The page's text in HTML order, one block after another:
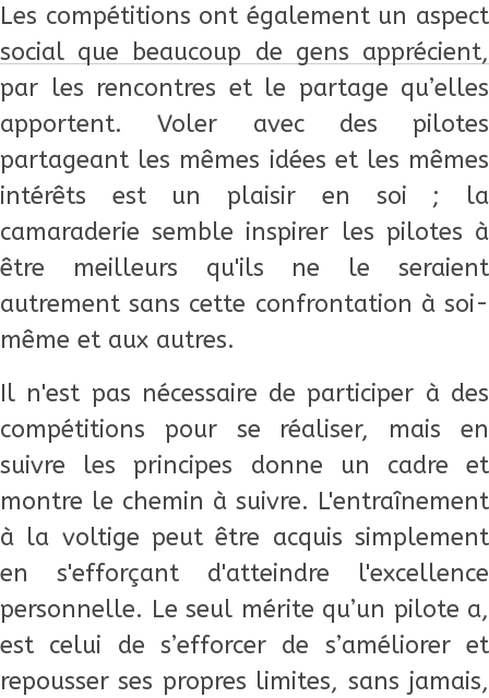
Les compétitions ont également un aspect
social que beaucoup de gens apprécient,
par les rencontres et le partage qu’elles
apportent. Voler avec des pilotes
partageant les mêmes idées et les mêmes
intérêts est un plaisir en soi ; la
camaraderie semble inspirer les pilotes à
être meilleurs qu'ils ne le seraient
autrement sans cette confrontation à soi-
même et aux autres.
Il n'est pas nécessaire de participer à des
compétitions pour se réaliser, mais en
suivre les principes donne un cadre et
montre le chemin à suivre. L'entraînement
à la voltige peut être acquis simplement
en s'efforçant d'atteindre l'excellence
personnelle. Le seul mérite qu’un pilote a,
est celui de s’efforcer de s’améliorer et
repousser ses propres limites, sans jamais,